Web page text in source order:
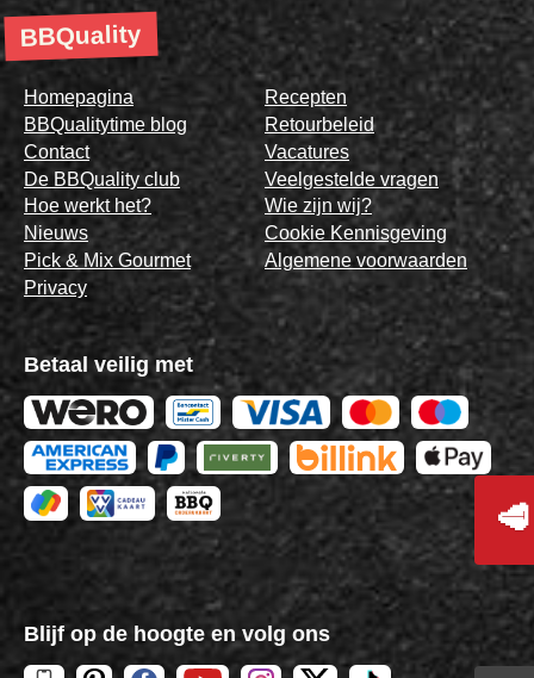
BBQuality
Homepagina
BBQualitytime blog
Contact
De BBQuality club
Hoe werkt het?
Nieuws
Pick & Mix Gourmet
Privacy
Recepten
Retourbeleid
Vacatures
Veelgestelde vragen
Wie zijn wij?
Cookie Kennisgeving
Algemene voorwaarden
Betaal veilig met
Blijf op de hoogte en volg ons
🥩